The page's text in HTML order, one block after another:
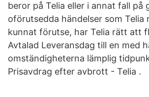
beror på Telia eller i annat fall på
oförutsedda händelser som Telia
kunnat förutse, har Telia rätt att
Avtalad Leveransdag till en med
omständigheterna lämplig
Prisavdrag efter avbrott - Telia .